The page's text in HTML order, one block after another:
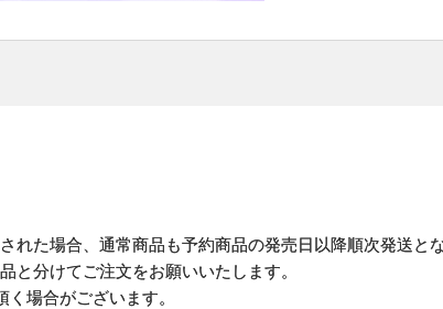
れた場合、通常商品も予約商品の発売日以降順次発送とな
分けてご注文をお願いいたします。
場合がございます。